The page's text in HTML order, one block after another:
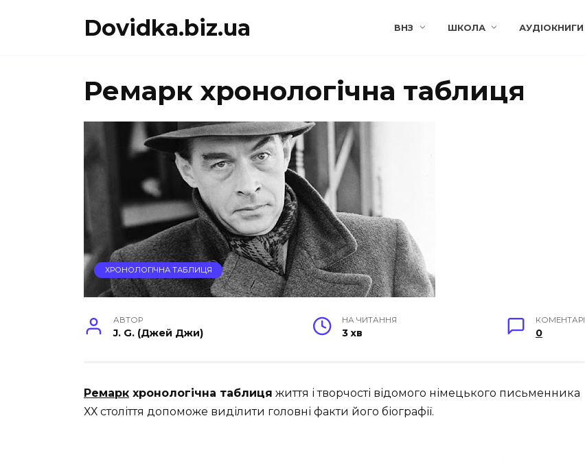
Dovidka.biz.ua ВНЗ ШКОЛА АУДІОКНИГИ
Ремарк хронологічна таблиця
ХРОНОЛОГІЧНА ТАБЛИЦЯ
АВТОР
J. G. (Джей Джи)
НА ЧИТАННЯ
3 хв
КОМЕНТАРІ
0
Ремарк хронологічна таблиця життя і творчості відомого німецького письменника
ХХ століття допоможе виділити головні факти його біографії.